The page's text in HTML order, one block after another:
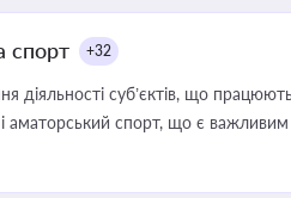
спорт +32
діяльності суб’єктів, що
аматорський спорт, що є
політики у цій галузі